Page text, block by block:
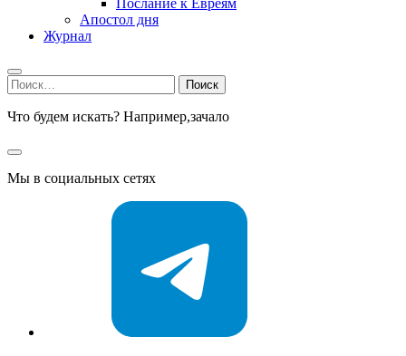
Послание к Евреям
Апостол дня
Журнал
Найти:
Что будем искать? Например,зачало
Мы в социальных сетях